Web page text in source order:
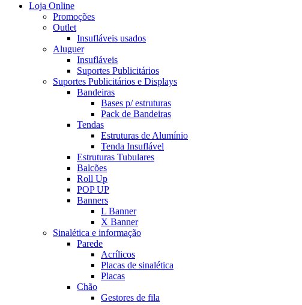
Loja Online
Promoções
Outlet
Insufláveis usados
Aluguer
Insufláveis
Suportes Publicitários
Suportes Publicitários e Displays
Bandeiras
Bases p/ estruturas
Pack de Bandeiras
Tendas
Estruturas de Alumínio
Tenda Insuflável
Estruturas Tubulares
Balcões
Roll Up
POP UP
Banners
L Banner
X Banner
Sinalética e informação
Parede
Acrílicos
Placas de sinalética
Placas
Chão
Gestores de fila